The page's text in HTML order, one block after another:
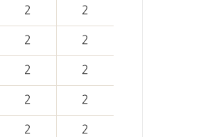
2 2
2 2
2 2
2 2
2 2